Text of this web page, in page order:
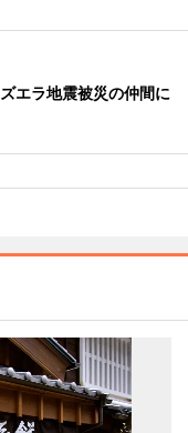
エラ地震被災の仲間に